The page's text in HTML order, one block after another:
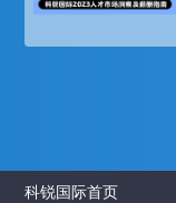
科锐国际首页